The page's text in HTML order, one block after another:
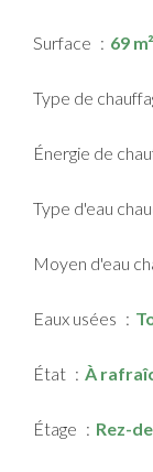
Surface 69 m²
Type de
Énergie de
Type d'eau
Moyen d'eau
Eaux usées
État À
Étage Rez-